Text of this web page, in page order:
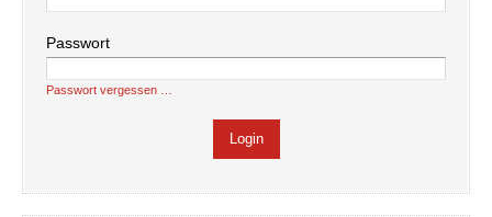
Passwort
Passwort vergessen …